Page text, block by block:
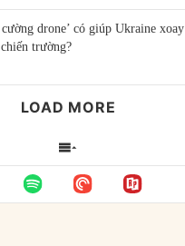
drone’ có giúp Ukraine xoay
trường?
LOAD MORE
SHOW
EPISODES
LIST